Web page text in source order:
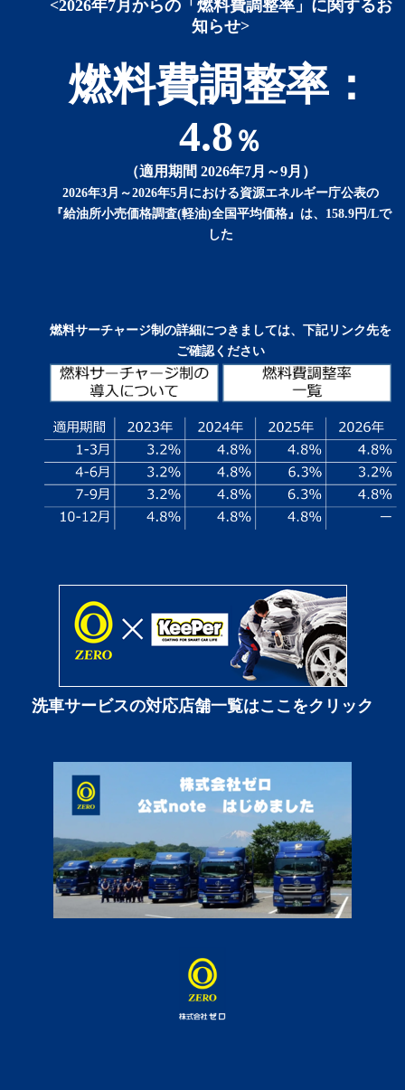
<2026年7月からの「燃料費調整率」に関するお
知らせ>
燃料費調整率：
4.8％
（適用期間 2026年7月～9月）
2026年3月～2026年5月における資源エネルギー庁公表の
『給油所小売価格調査(軽油)全国平均価格』は、158.9円/Lで
した
燃料サーチャージ制の詳細につきましては、下記リンク先を
ご確認ください
洗車サービスの対応店舗一覧はここをクリック